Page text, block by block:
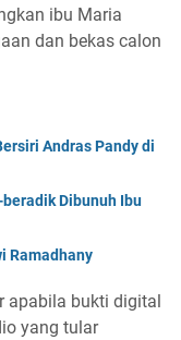
ibu Maria
dan bekas calon
Andras Pandy di
Dibunuh Ibu
Ramadhany
bukti digital
yang tular